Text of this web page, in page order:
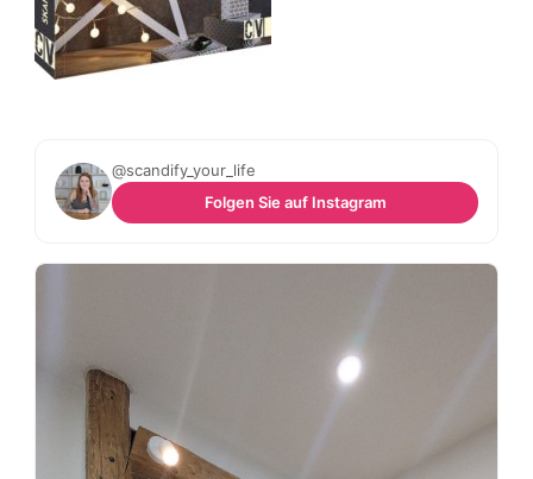
@scandify_your_life
Folgen Sie auf Instagram